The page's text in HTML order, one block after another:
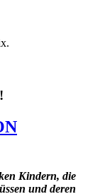
Kindern, die
und deren